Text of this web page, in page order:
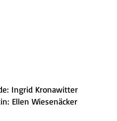
Kronawitter
Wiesenäcker